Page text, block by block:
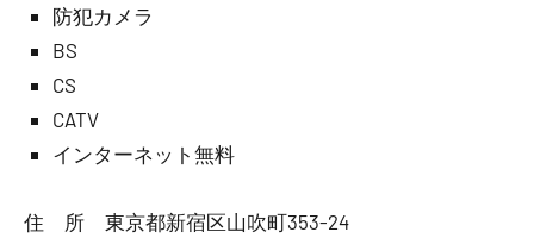
防犯カメラ
BS
CS
CATV
インターネット無料
住 所 東京都新宿区山吹町353-24